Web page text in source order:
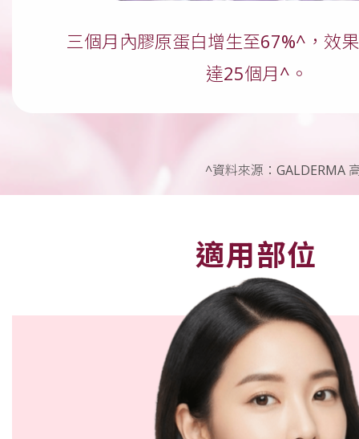
三個月內膠原蛋白增生至67%^，效
達25個月^。
^資料來源：GALDERMA
適用部位